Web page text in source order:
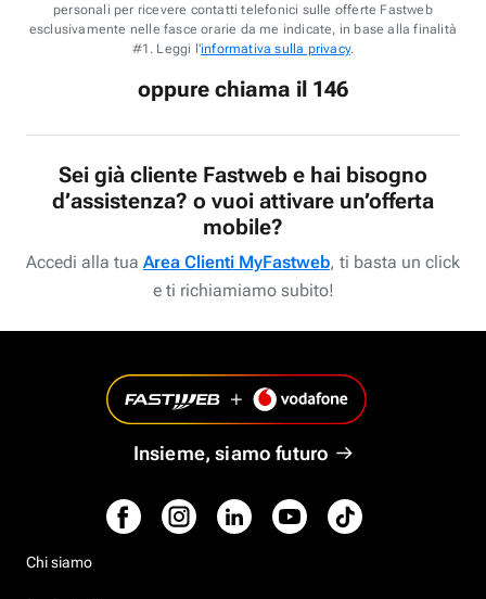
personali per ricevere contatti telefonici sulle offerte Fastweb
esclusivamente nelle fasce orarie da me indicate, in base alla finalità
#1. Leggi l'informativa sulla privacy.
oppure chiama il 146
Sei già cliente Fastweb e hai bisogno
d’assistenza? o vuoi attivare un’offerta
mobile?
Accedi alla tua Area Clienti MyFastweb, ti basta un click
e ti richiamiamo subito!
Insieme, siamo futuro
Chi siamo